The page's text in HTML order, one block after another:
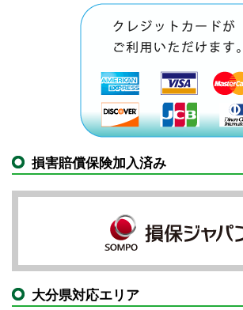
損害賠償保険加入済み
大分県対応エリア